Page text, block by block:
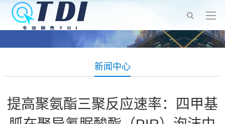
新闻中心
提高聚氨酯三聚反应速率：四甲基